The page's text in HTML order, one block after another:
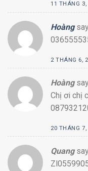
11 THÁNG
Hoàng
2 THÁNG 6,
Hoàng
Chị ơi chị
20 THÁNG
Quang